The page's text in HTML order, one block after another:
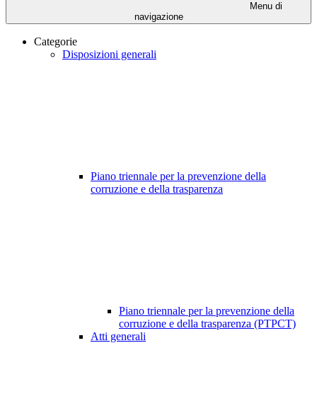
Menu di
navigazione
Categorie
Disposizioni generali
Piano triennale per la prevenzione della
corruzione e della trasparenza
Piano triennale per la prevenzione della
corruzione e della trasparenza (PTPCT)
Atti generali